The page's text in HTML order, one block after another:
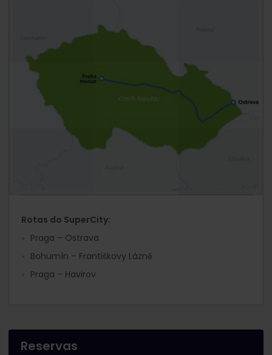
Rotas do SuperCity:
Praga – Ostrava
Bohumín – Františkovy Lázně
Praga – Havirov
Reservas